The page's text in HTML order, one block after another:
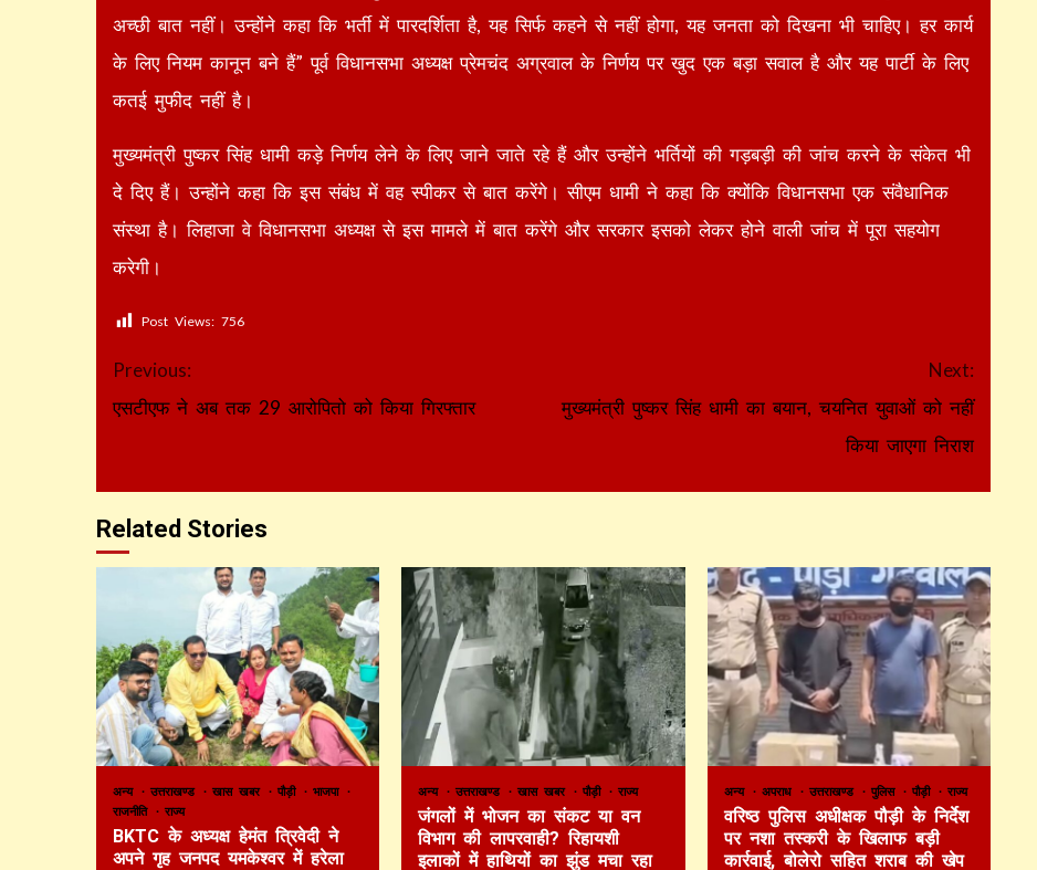
अच्छी बात नहीं। उन्होंने कहा कि भर्ती में पारदर्शिता है, यह सिर्फ कहने से नहीं होगा, यह जनता को दिखना भी चाहिए। हर कार्य
के लिए नियम कानून बने हैं” पूर्व विधानसभा अध्यक्ष प्रेमचंद अग्रवाल के निर्णय पर खुद एक बड़ा सवाल है और यह पार्टी के लिए
कतई मुफीद नहीं है।
मुख्यमंत्री पुष्कर सिंह धामी कड़े निर्णय लेने के लिए जाने जाते रहे हैं और उन्होंने भर्तियों की गड़बड़ी की जांच करने के संकेत भी
दे दिए हैं। उन्होंने कहा कि इस संबंध में वह स्पीकर से बात करेंगे। सीएम धामी ने कहा कि क्योंकि विधानसभा एक संवैधानिक
संस्था है। लिहाजा वे विधानसभा अध्यक्ष से इस मामले में बात करेंगे और सरकार इसको लेकर होने वाली जांच में पूरा सहयोग
करेगी।
Post Views: 756
Continue
Reading
Previous:
एसटीएफ ने अब तक 29 आरोपितो को किया गिरफ्तार
Next:
मुख्यमंत्री पुष्कर सिंह धामी का बयान, चयनित युवाओं को नहीं
किया जाएगा निराश
Related Stories
अन्य उत्तराखण्ड खास खबर पौड़ी
भाजपा
राजनीति
राज्य
BKTC के अध्यक्ष हेमंत त्रिवेदी ने
अपने गृह जनपद यमकेश्वर में हरेला
अन्य उत्तराखण्ड खास खबर पौड़ी राज्य
जंगलों में भोजन का संकट या वन
विभाग की लापरवाही? रिहायशी
इलाकों में हाथियों का झुंड मचा रहा
अन्य अपराध उत्तराखण्ड पुलिस पौड़ी राज्य
वरिष्ठ पुलिस अधीक्षक पौड़ी के निर्देश
पर नशा तस्करी के खिलाफ बड़ी
कार्रवाई, बोलेरो सहित शराब की खेप